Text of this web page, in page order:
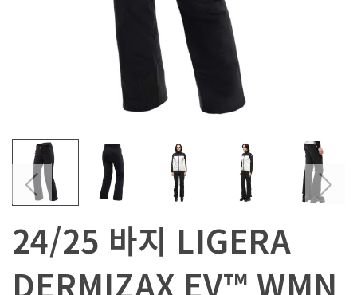
24/25 바지 LIGERA
DERMIZAX EV™ WMN